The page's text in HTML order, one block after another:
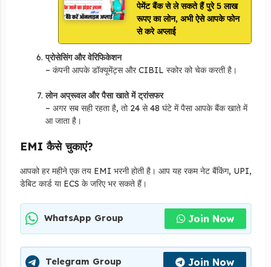
पेमेंट बैंक से ले सकते हैं पुरे 5 लाख
रूपए का लोन, अभी ऐसे आपके फोन
से करे अप्लाई
प्रोसेसिंग और वेरिफिकेशन
– कंपनी आपके डॉक्यूमेंट्स और CIBIL स्कोर को चेक करती है।
लोन अप्रूवल और पैसा खाते में ट्रांसफर
– अगर सब सही रहता है, तो 24 से 48 घंटे में पैसा आपके बैंक खाते में
आ जाता है।
EMI कैसे चुकाएं?
आपको हर महीने एक तय EMI भरनी होती है। आप यह रकम नेट बैंकिंग, UPI,
डेबिट कार्ड या ECS के जरिए भर सकते हैं।
WhatsApp Group Join Now
Telegram Group Join Now